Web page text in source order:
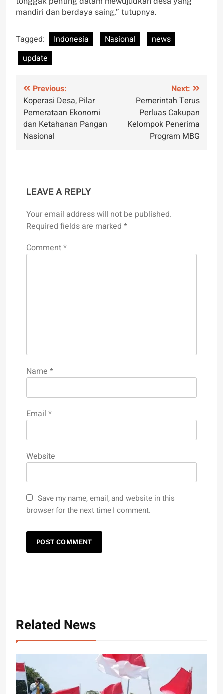
mandiri dan berdaya saing,” tutupnya.
Tagged: Indonesia Nasional
news
update
Post
navigation
Previous:
Koperasi Desa, Pilar
Pemerataan Ekonomi
dan Ketahanan Pangan
Nasional
Next:
Pemerintah Terus
Perluas Cakupan
Kelompok Penerima
Program MBG
LEAVE A REPLY
Your email address will not be published.
Required fields are marked *
Comment*
Name *
Email *
Website
Save my name, email, and website in this
browser for the next time I comment.
Related News